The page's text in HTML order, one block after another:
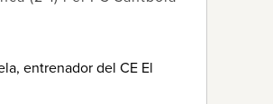
entrenador del CE El